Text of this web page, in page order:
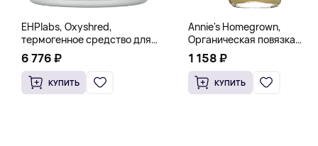
EHPlabs, Oxyshred,
термогенное средство для
сжигания жира, малиновое
освежение, 318 г (11,2 унции)
6 776 ₽
КУПИТЬ
Annie's Homegrown,
Органическая повязка
«Богиня», 236 мл (8 жидк.
унц.)
1 158 ₽
КУПИТЬ